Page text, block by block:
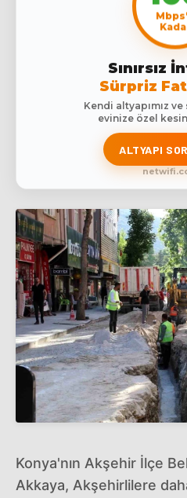
Sınırsız
Sürpriz
Kendi altyapımız
evinize özel
ALTYAPI
Konya'nın Akşehir İlçe
Akkaya, Akşehirlilere